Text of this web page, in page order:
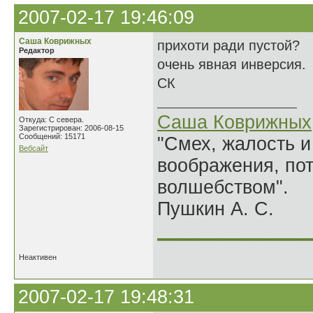
2007-02-17 19:46:09
Саша Коврижных
Редактор
Откуда: С севера.
Зарегистрирован: 2006-08-15
Сообщений: 15171
Вебсайт
прихоти ради пустой?
очень явная инверсия.
СК
Саша Коврижных
"Смех, жалость
воображения,
волшебством".
Пушкин А. С.
Неактивен
2007-02-17 19:48:31